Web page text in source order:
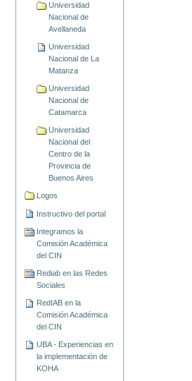
Universidad
Nacional de
Avellaneda
Universidad
Nacional de La
Matanza
Universidad
Nacional de
Catamarca
Universidad
Nacional del
Centro de la
Provincia de
Buenos Aires
Logos
Instructivo del portal
Integramos la
Comisión Académica
del CIN
Rediab en las Redes
Sociales
RedIAB en la
Comisión Académica
del CIN
UBA - Experiencias en
la implementación de
KOHA